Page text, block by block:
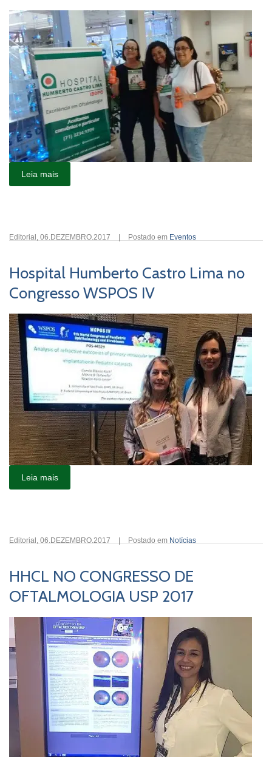
Leia mais
Editorial , 06.DEZEMBRO.2017 Postado em Eventos
Hospital Humberto Castro Lima no
Congresso WSPOS IV
Leia mais
Editorial , 06.DEZEMBRO.2017 Postado em Notícias
HHCL NO CONGRESSO DE
OFTALMOLOGIA USP 2017